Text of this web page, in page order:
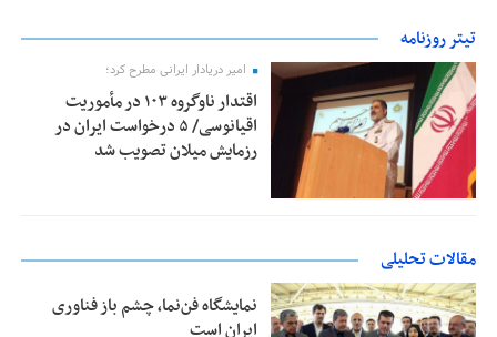
تیتر روزنامه
امیر دریادار ایرانی مطرح کرد؛
اقتدار ناوگروه ۱۰۳ در مأموریت‌
اقیانوسی/ ۵ درخواست ایران در
رزمایش میلان تصویب شد
مقالات تحلیلی
نمایشگاه فن‌نما، چشم باز فناوری
ایران است